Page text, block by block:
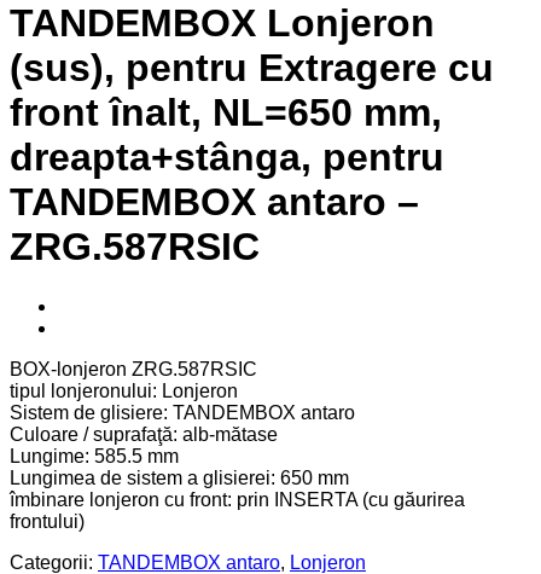
TANDEMBOX Lonjeron
(sus), pentru Extragere cu
front înalt, NL=650 mm,
dreapta+stânga, pentru
TANDEMBOX antaro –
ZRG.587RSIC
BOX-lonjeron ZRG.587RSIC
tipul lonjeronului: Lonjeron
Sistem de glisiere: TANDEMBOX antaro
Culoare / suprafaţă: alb-mătase
Lungime: 585.5 mm
Lungimea de sistem a glisierei: 650 mm
îmbinare lonjeron cu front: prin INSERTA (cu găurirea
frontului)
Categorii: TANDEMBOX antaro, Lonjeron